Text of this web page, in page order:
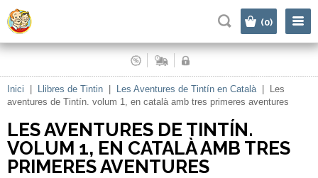
(0)
Inici Llibres de Tintin Les Aventures de Tintín en Català|
Les
aventures de Tintín. volum 1, en català amb tres primeres aventures
LES AVENTURES DE TINTÍN.
VOLUM 1, EN CATALÀ AMB TRES
PRIMERES AVENTURES